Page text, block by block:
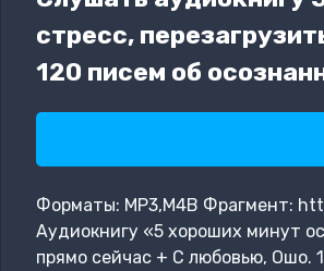
стресс,
120 писем об
Форматы: MP3,M4B Фрагмент:
Аудиокнигу «5 хороших минут
прямо сейчас + С любовью, Ошо.